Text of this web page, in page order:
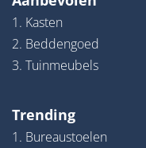
1. Kasten
2. Beddengoed
3. Tuinmeubels
Trending
1. Bureaustoelen